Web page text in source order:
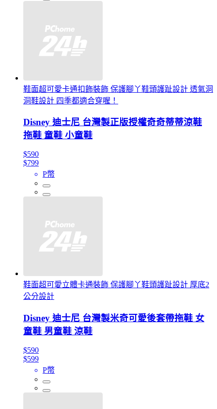
鞋面超可愛卡通扣飾裝飾 保護腳丫鞋頭護趾設計 透氣洞
洞鞋設計 四季都適合穿喔！
Disney 迪士尼 台灣製正版授權奇奇蒂蒂涼鞋
拖鞋 童鞋 小童鞋
$590
$799
P幣
鞋面超可愛立體卡通裝飾 保護腳丫鞋頭護趾設計 厚底2
公分設計
Disney 迪士尼 台灣製米奇可愛後套帶拖鞋 女
童鞋 男童鞋 涼鞋
$590
$599
P幣